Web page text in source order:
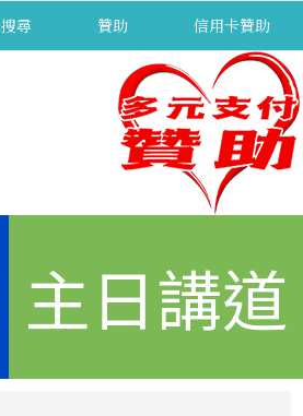
搜尋 贊助 信用卡贊助
主日講道